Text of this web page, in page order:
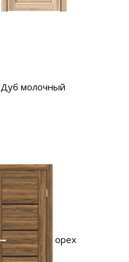
Дуб молочный
орех